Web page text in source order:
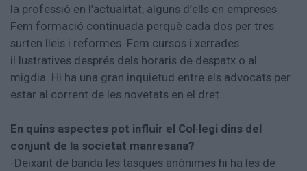
la professió en l’actualitat, alguns d’ells en empreses.
Fem formació continuada perquè cada dos per tres
surten lleis i reformes. Fem cursos i xerrades
il·lustratives després dels horaris de despatx o al
migdia. Hi ha una gran inquietud entre els advocats per
estar al corrent de les novetats en el dret.
En quins aspectes pot influir el Col·legi dins del
conjunt de la societat manresana?
-Deixant de banda les tasques anònimes hi ha les de